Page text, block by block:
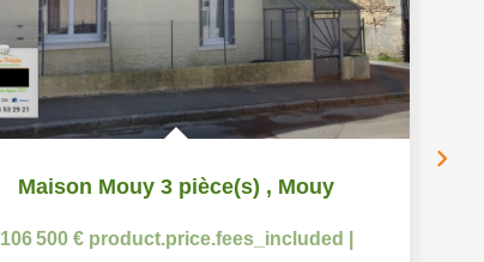
Maison Mouy 3 pièce(s) , Mouy
106 500 € product.price.fees_included